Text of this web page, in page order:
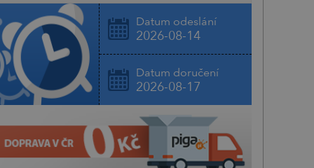
Datum odeslání
2026-08-14
Datum doručení
2026-08-17